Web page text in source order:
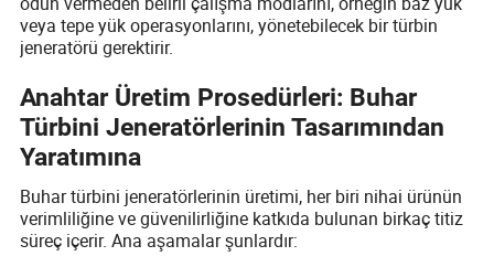
veya tepe yük operasyonlarını, yönetebilecek bir türbin
jeneratörü gerektirir.
Anahtar Üretim Prosedürleri: Buhar
Türbini Jeneratörlerinin Tasarımından
Yaratımına
Buhar türbini jeneratörlerinin üretimi, her biri nihai ürünün
verimliliğine ve güvenilirliğine katkıda bulunan birkaç titiz
süreç içerir. Ana aşamalar şunlardır: